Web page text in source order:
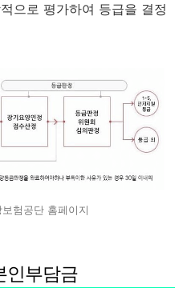
으로 평가하여 등급을 결정
험공단 홈페이지
인부담금